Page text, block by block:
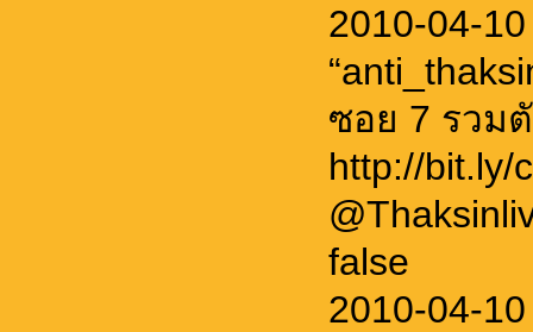
2010-04-
ซอย 7 รวม
http://bit.ly/
false
2010-04-